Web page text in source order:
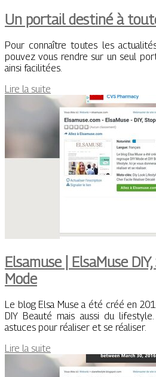
Un portail destiné à
Pour connaître toutes les
pouvez vous rendre sur un seul
ainsi facilitées.
Lire la suite
Elsamuse | ElsaMuse
Mode
Le blog Elsa Muse a été créé en
DIY Beauté mais aussi du
astuces pour réaliser et se réaliser.
Lire la suite